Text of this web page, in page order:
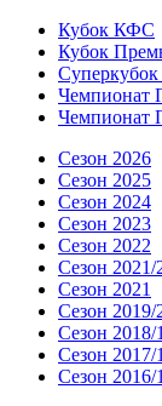
Кубок КФС
Кубок
Чемпионат
Чемпионат
Сезон 2026
Сезон 2025
Сезон 2024
Сезон 2023
Сезон 2022
Сезон 2021/
Сезон 2021
Сезон 2019/
Сезон 2018/
Сезон 2017/
Сезон 2016/